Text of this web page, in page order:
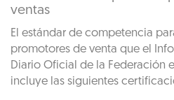
ventas
El estándar de competencia
promotores de venta que el
Diario Oficial de la Federación
incluye las siguientes